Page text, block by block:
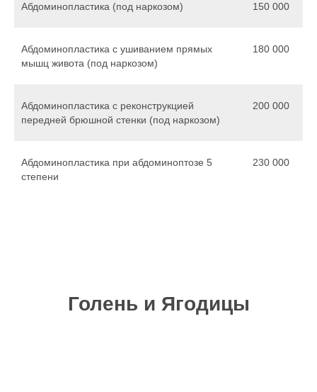
Абдоминопластика (под наркозом) 150 000
Абдоминопластика с ушиванием прямых
мышц живота (под наркозом)
180 000
Абдоминопластика с реконструкцией
передней брюшной стенки (под наркозом)
200 000
Абдоминопластика при абдоминоптозе 5
степени
230 000
Голень и Ягодицы